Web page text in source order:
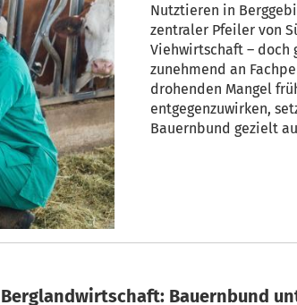
Nutztieren in
zentraler Pfeiler von
Viehwirtschaft – doch
zunehmend an
drohenden Mangel
entgegenzuwirken,
Bauernbund gezielt